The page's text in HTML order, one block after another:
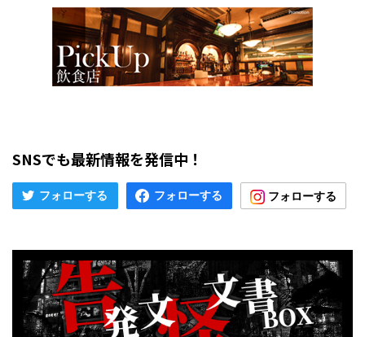
SNSでも最新情報を発信中！